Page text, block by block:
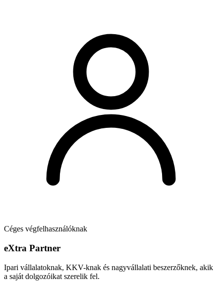
Céges végfelhasználóknak
eXtra Partner
Ipari vállalatoknak, KKV-knak és nagyvállalati beszerzőknek, akik
a saját dolgozóikat szerelik fel.